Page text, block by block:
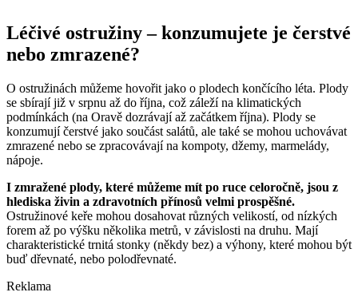
Léčivé ostružiny – konzumujete je čerstvé
nebo zmrazené?
O ostružinách můžeme hovořit jako o plodech končícího léta. Plody
se sbírají již v srpnu až do října, což záleží na klimatických
podmínkách (na Oravě dozrávají až začátkem října). Plody se
konzumují čerstvé jako součást salátů, ale také se mohou uchovávat
zmrazené nebo se zpracovávají na kompoty, džemy, marmelády,
nápoje.
I zmražené plody, které můžeme mít po ruce celoročně, jsou z
hlediska živin a zdravotních přínosů velmi prospěšné.
Ostružinové keře mohou dosahovat různých velikostí, od nízkých
forem až po výšku několika metrů, v závislosti na druhu. Mají
charakteristické trnitá stonky (někdy bez) a výhony, které mohou být
buď dřevnaté, nebo polodřevnaté.
Reklama